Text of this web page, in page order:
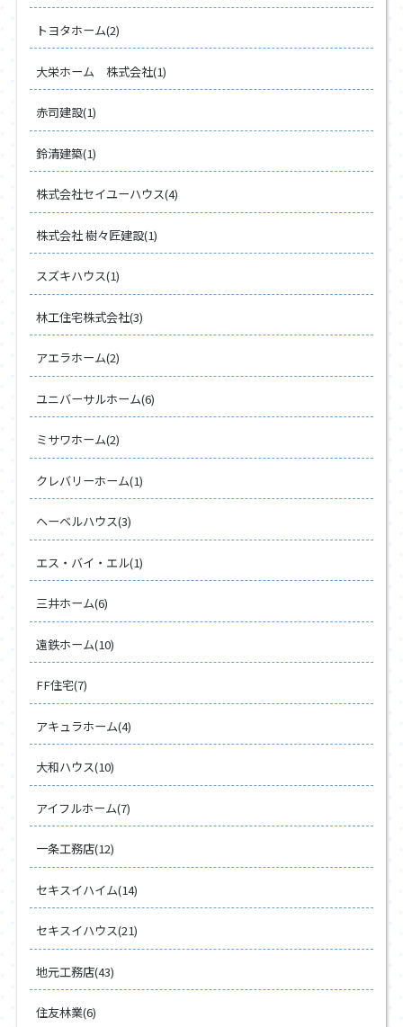
トヨタホーム(2)
大栄ホーム 株式会社(1)
赤司建設(1)
鈴清建築(1)
株式会社セイユーハウス(4)
株式会社 樹々匠建設(1)
スズキハウス(1)
林工住宅株式会社(3)
アエラホーム(2)
ユニバーサルホーム(6)
ミサワホーム(2)
クレバリーホーム(1)
ヘーベルハウス(3)
エス・バイ・エル(1)
三井ホーム(6)
遠鉄ホーム(10)
FF住宅(7)
アキュラホーム(4)
大和ハウス(10)
アイフルホーム(7)
一条工務店(12)
セキスイハイム(14)
セキスイハウス(21)
地元工務店(43)
住友林業(6)